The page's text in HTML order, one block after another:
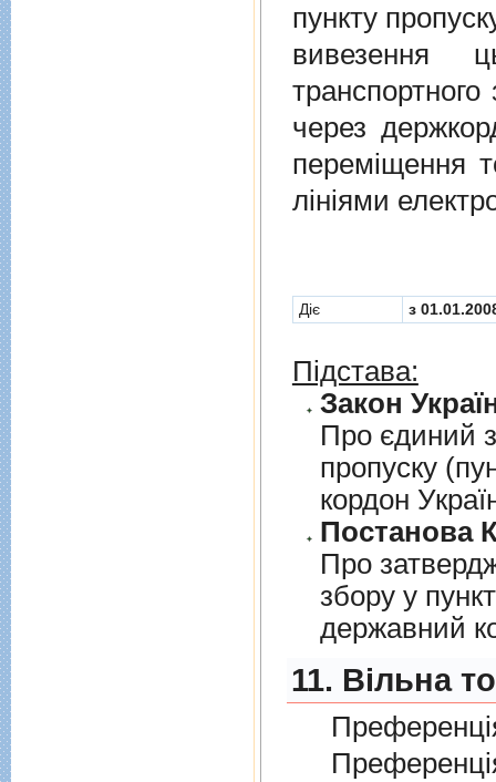
пункту
вивезення
через
перемiщення
лiнiями
Діє з
Підстава:
Закон
Про єдиний
пропуску
кордон
Постанова
Про
збору у
державний
11. Вільна